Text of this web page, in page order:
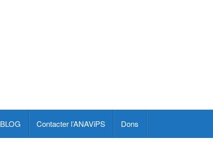
BLOG Contacter l’ANAViPS Dons